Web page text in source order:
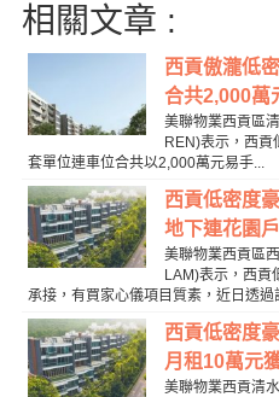
相關文章 :
西貢傲瀧低
合共2,000萬
美聯物業西貢區
REN)表示，西貢
套單位連車位合共以2,000萬元易手...
西貢低密度
地下連花園
美聯物業西貢區
LAM)表示，西貢
承接，有買家心儀項目質素，近日透過
西貢低密度
月租10萬元
美聯物業西貢清